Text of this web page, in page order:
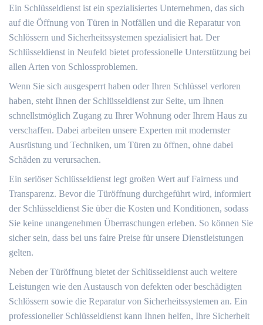
Ein Schlüsseldienst ist ein spezialisiertes Unternehmen, das sich
auf die Öffnung von Türen in Notfällen und die Reparatur von
Schlössern und Sicherheitssystemen spezialisiert hat.​ Der
Schlüsseldienst in Neufeld bietet professionelle Unterstützung bei
allen Arten von Schlossproblemen.​
Wenn Sie sich ausgesperrt haben oder Ihren Schlüssel verloren
haben, steht Ihnen der Schlüsseldienst zur Seite, um Ihnen
schnellstmöglich Zugang zu Ihrer Wohnung oder Ihrem Haus zu
verschaffen.​ Dabei arbeiten unsere Experten mit modernster
Ausrüstung und Techniken, um Türen zu öffnen, ohne dabei
Schäden zu verursachen.​
Ein seriöser Schlüsseldienst legt großen Wert auf Fairness und
Transparenz.​ Bevor die Türöffnung durchgeführt wird, informiert
der Schlüsseldienst Sie über die Kosten und Konditionen, sodass
Sie keine unangenehmen Überraschungen erleben. So können Sie
sicher sein, dass bei uns faire Preise für unsere Dienstleistungen
gelten.​
Neben der Türöffnung bietet der Schlüsseldienst auch weitere
Leistungen wie den Austausch von defekten oder beschädigten
Schlössern sowie die Reparatur von Sicherheitssystemen an.​ Ein
professioneller Schlüsseldienst kann Ihnen helfen, Ihre Sicherheit